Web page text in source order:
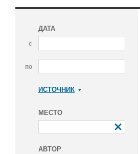
ДАТА
с
по
ИСТОЧНИК
МЕСТО
АВТОР